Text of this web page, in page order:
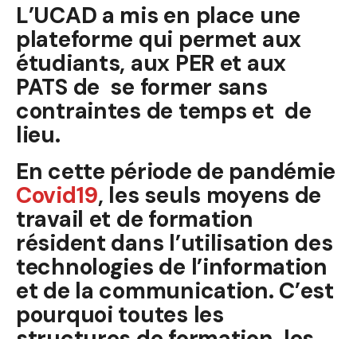
L’UCAD a mis en place une
plateforme qui permet aux
étudiants, aux PER et aux
PATS de se former sans
contraintes de temps et de
lieu.
En cette période de pandémie
Covid19, les seuls moyens de
travail et de formation
résident dans l’utilisation des
technologies de l’information
et de la communication. C’est
pourquoi toutes les